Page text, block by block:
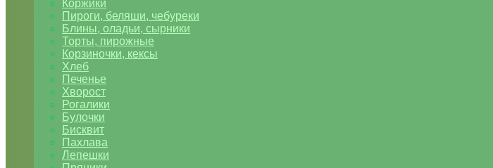
Коржики
Пироги, беляши, чебуреки
Блины, оладьи, сырники
Торты, пирожные
Корзиночки, кексы
Хлеб
Печенье
Хворост
Рогалики
Булочки
Бисквит
Пахлава
Лепешки